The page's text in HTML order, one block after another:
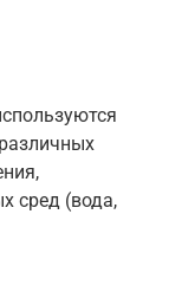
сред (вода,